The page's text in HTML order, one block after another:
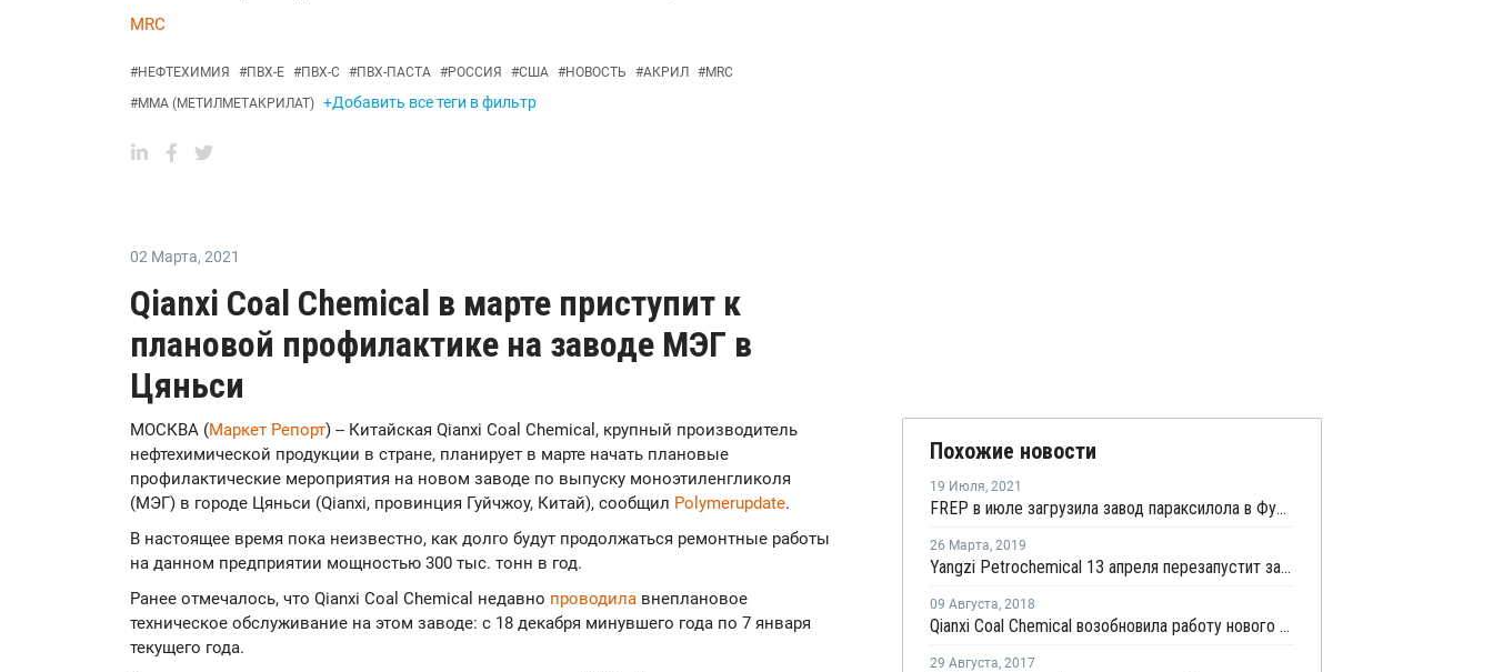
MRC
#НЕФТЕХИМИЯ #ПВХ-Е #ПВХ-С #ПВХ-ПАСТА #РОССИЯ #США #НОВОСТЬ #АКРИЛ #MRC
#ММА (МЕТИЛМЕТАКРИЛАТ) +Добавить все теги в фильтр
02 Марта, 2021
Qianxi Coal Chemical в марте приступит к
плановой профилактике на заводе МЭГ в
Цяньси
МОСКВА (Маркет Репорт) -- Китайская Qianxi Coal Chemical, крупный производитель
нефтехимической продукции в стране, планирует в марте начать плановые
профилактические мероприятия на новом заводе по выпуску моноэтиленгликоля
(МЭГ) в городе Цяньси (Qianxi, провинция Гуйчжоу, Китай), сообщил Polymerupdate.
В настоящее время пока неизвестно, как долго будут продолжаться ремонтные работы
на данном предприятии мощностью 300 тыс. тонн в год.
Ранее отмечалось, что Qianxi Coal Chemical недавно проводила внеплановое
техническое обслуживание на этом заводе: с 18 декабря минувшего года по 7 января
текущего года.
Похожие новости
19 Июля, 2021
FREP в июле загрузила завод параксилола в Фуцзяне на штатном уровне
26 Марта, 2019
Yangzi Petrochemical 13 апреля перезапустит завод МЭГ в Китае после планового ремонта
09 Августа, 2018
Qianxi Coal Chemical возобновила работу нового завода МЭГ в Цяньси после профилактики
29 Августа, 2017